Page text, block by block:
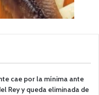
cae por la mínima ante
Rey y queda eliminada de